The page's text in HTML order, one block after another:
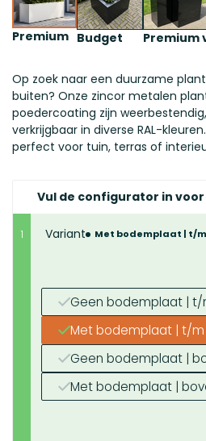
Premium Budget Premium
Op zoek naar een duurzame
buiten? Onze zincor metalen
poedercoating zijn
verkrijgbaar in diverse RAL-
perfect voor tuin, terras of
Vul de configurator in voor
1 Variant Met bodemplaat | t/
Geen bodemplaat | t/
Met bodemplaat | t/m
Geen bodemplaat |
Met bodemplaat |